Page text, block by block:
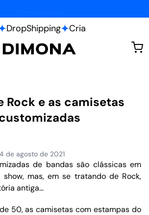
DropShipping Cria
Rock e as camisetas
de agosto de 2021
de bandas são clássicas em
mas, em se tratando de Rock,
antiga…
50, as camisetas com estampas do